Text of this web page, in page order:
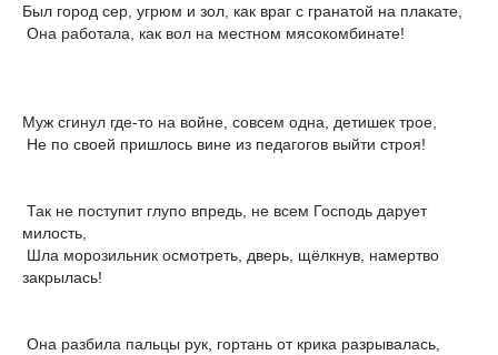
Был город сер, угрюм и зол, как враг с гранатой на плакате,
Она работала, как вол на местном мясокомбинате!
Муж сгинул где-то на войне, совсем одна, детишек трое,
Не по своей пришлось вине из педагогов выйти строя!
Так не поступит глупо впредь, не всем Господь дарует
милость,
Шла морозильник осмотреть, дверь, щёлкнув, намертво
закрылась!
Она разбила пальцы рук, гортань от крика разрывалась,